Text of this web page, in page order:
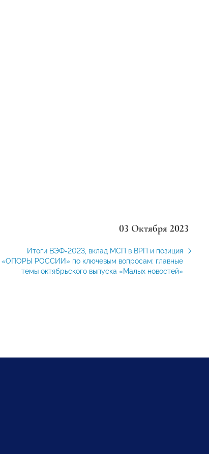
03 Октября 2023
Итоги ВЭФ-2023, вклад МСП в ВРП и позиция
«ОПОРЫ РОССИИ» по ключевым вопросам: главные
темы октябрьского выпуска «Малых новостей»